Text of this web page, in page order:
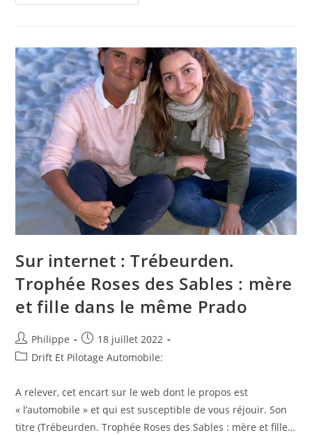
De
D’occasion.
Heycar
Fédère
Plus
De
000
Concessionnaires
–
L’argus
PRO
Sur internet : Trébeurden.
Trophée Roses des Sables : mère
et fille dans le même Prado
Auteur/autrice
de
Philippe
Post
published:
18 juillet 2022
PostDrift Et Pilotage Automobile:
A relever, cet encart sur le web dont le propos est
« l’automobile » et qui est susceptible de vous réjouir. Son
titre (Trébeurden. Trophée Roses des Sables : mère et fille…